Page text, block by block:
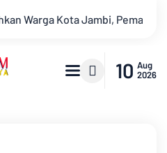
Terus Dikebut Konser
10 Aug
2026